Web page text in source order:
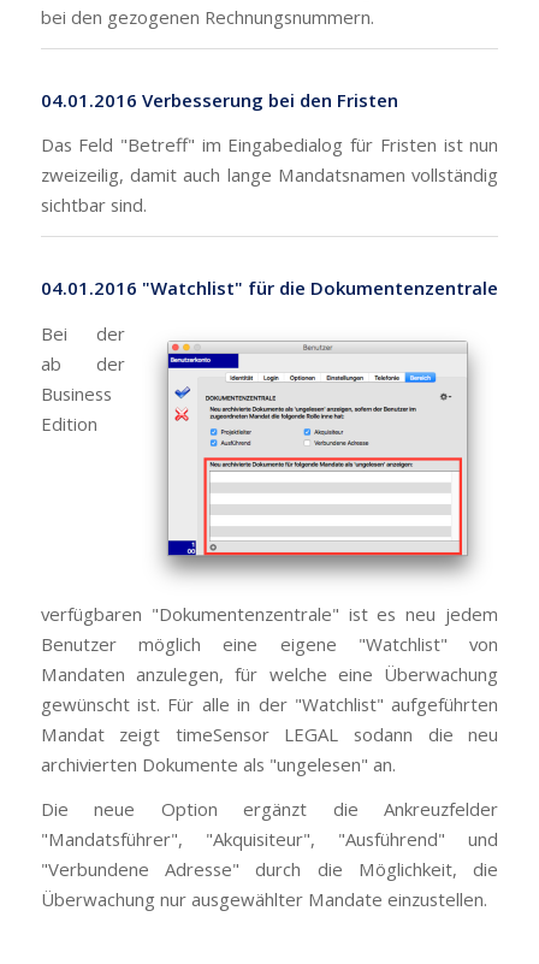
bei den gezogenen Rechnungsnummern.
04.01.2016 Verbesserung bei den Fristen
Das Feld "Betreff" im Eingabedialog für Fristen ist nun
zweizeilig, damit auch lange Mandatsnamen vollständig
sichtbar sind.
04.01.2016 "Watchlist" für die Dokumentenzentrale
Bei der
ab der
Business
Edition
verfügbaren "Dokumentenzentrale" ist es neu jedem
Benutzer möglich eine eigene "Watchlist" von
Mandaten anzulegen, für welche eine Überwachung
gewünscht ist. Für alle in der "Watchlist" aufgeführten
Mandat zeigt timeSensor LEGAL sodann die neu
archivierten Dokumente als "ungelesen" an.
Die neue Option ergänzt die Ankreuzfelder
"Mandatsführer", "Akquisiteur", "Ausführend" und
"Verbundene Adresse" durch die Möglichkeit, die
Überwachung nur ausgewählter Mandate einzustellen.